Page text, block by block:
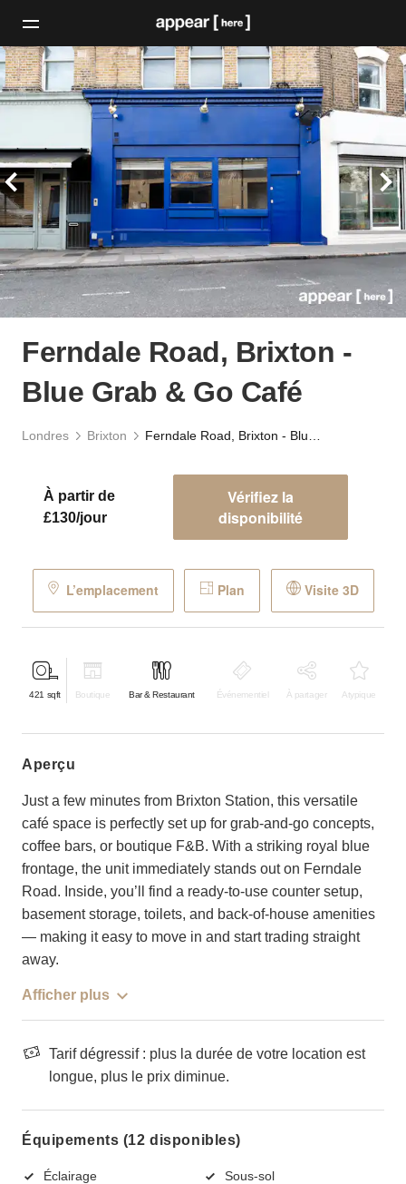
Ferndale Road, Brixton -
Blue Grab & Go Café
Londres Brixton
À partir de
£130/jour
Vérifiez la
disponibilité
L’emplacement Plan Visite 3D
421 sqft Boutique Bar & Restaurant Événementiel À partager Atypique
aperçu
Just a few minutes from Brixton Station, this versatile
café space is perfectly set up for grab-and-go concepts,
coffee bars, or boutique F&B. With a striking royal blue
frontage, the unit immediately stands out on Ferndale
Road. Inside, you’ll find a ready-to-use counter setup,
basement storage, toilets, and back-of-house amenities
— making it easy to move in and start trading straight
away.
Afficher plus
Tarif dégressif : plus la durée de votre location est
longue, plus le prix diminue.
Équipements (12 disponibles)
Éclairage Sous-sol